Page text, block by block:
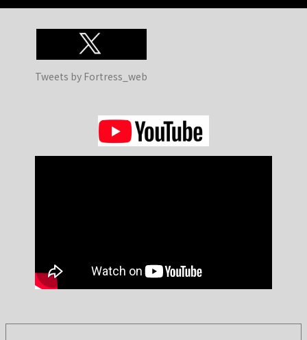
Tweets by Fortress_web